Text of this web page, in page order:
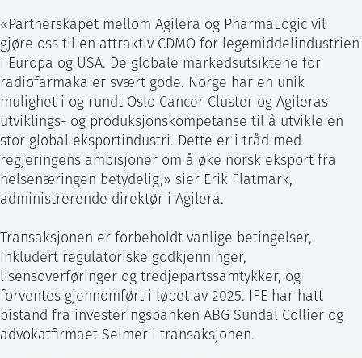
«Partnerskapet mellom Agilera og PharmaLogic vil
gjøre oss til en attraktiv CDMO for legemiddelindustrien
i Europa og USA. De globale markedsutsiktene for
radiofarmaka er svært gode. Norge har en unik
mulighet i og rundt Oslo Cancer Cluster og Agileras
utviklings- og produksjonskompetanse til å utvikle en
stor global eksportindustri. Dette er i tråd med
regjeringens ambisjoner om å øke norsk eksport fra
helsenæringen betydelig,» sier Erik Flatmark,
administrerende direktør i Agilera.
Transaksjonen er forbeholdt vanlige betingelser,
inkludert regulatoriske godkjenninger,
lisensoverføringer og tredjepartssamtykker, og
forventes gjennomført i løpet av 2025. IFE har hatt
bistand fra investeringsbanken ABG Sundal Collier og
advokatfirmaet Selmer i transaksjonen.